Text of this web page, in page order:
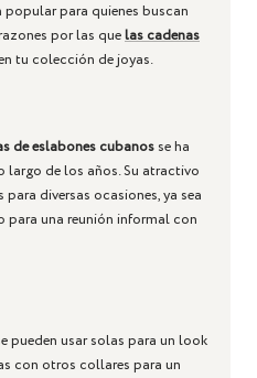
para quienes buscan
por las quelas cadenas
tu colección de joyas.
de eslabones cubanos se ha
de los años. Su atractivo
diversas ocasiones, ya sea
para una reunión informal con
pueden usar solas para un look
con otros collares para un